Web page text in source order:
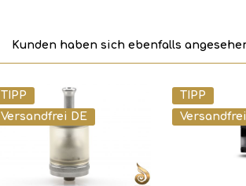
Kunden haben sich ebenfalls
TIPP
Versandfrei DE
TIPP